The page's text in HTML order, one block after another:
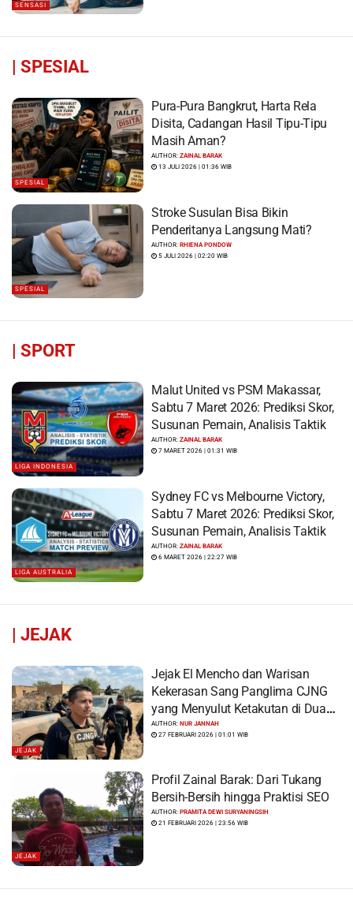
SENSASI
| SPESIAL
SPESIAL
Pura-Pura Bangkrut, Harta Rela
Disita, Cadangan Hasil Tipu-Tipu
Masih Aman?
AUTHOR:ZAINAL BARAK
13 JULI 2026 | 01:36 WIB
SPESIAL
Stroke Susulan Bisa Bikin
Penderitanya Langsung Mati?
AUTHOR:RHIENA PONDOW
5 JULI 2026 | 02:20 WIB
| SPORT
LIGA INDONESIA
Malut United vs PSM Makassar,
Sabtu 7 Maret 2026: Prediksi Skor,
Susunan Pemain, Analisis Taktik
AUTHOR:ZAINAL BARAK
7 MARET 2026 | 01:31 WIB
LIGA AUSTRALIA
Sydney FC vs Melbourne Victory,
Sabtu 7 Maret 2026: Prediksi Skor,
Susunan Pemain, Analisis Taktik
AUTHOR:ZAINAL BARAK
6 MARET 2026 | 22:27 WIB
| JEJAK
JEJAK
Jejak El Mencho dan Warisan
Kekerasan Sang Panglima CJNG
yang Menyulut Ketakutan di Dua
Benua
AUTHOR:NUR JANNAH
27 FEBRUARI 2026 | 01:01 WIB
JEJAK
Profil Zainal Barak: Dari Tukang
Bersih-Bersih hingga Praktisi SEO
AUTHOR:PRAMITA DEWI SURYANINGSIH
21 FEBRUARI 2026 | 23:56 WIB